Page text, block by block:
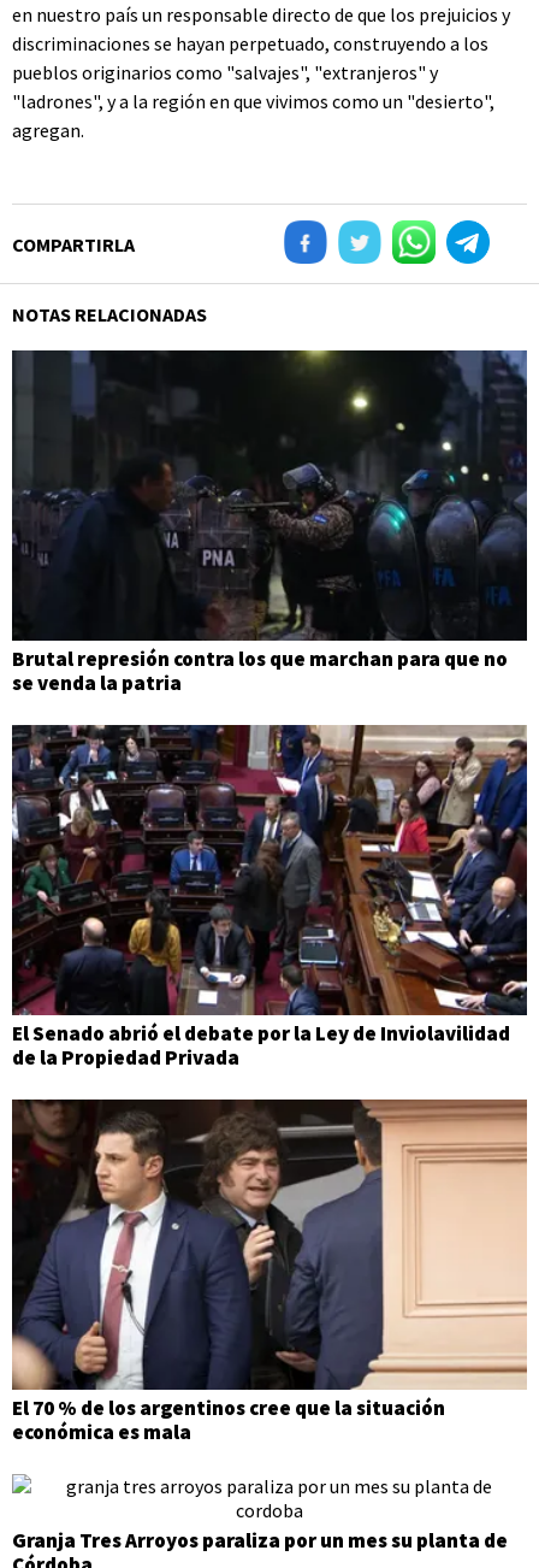
en nuestro país un responsable directo de que los prejuicios y
discriminaciones se hayan perpetuado, construyendo a los
pueblos originarios como "salvajes", "extranjeros" y
"ladrones", y a la región en que vivimos como un "desierto",
agregan.
COMPARTIRLA
NOTAS RELACIONADAS
Brutal represión contra los que marchan para que no
se venda la patria
El Senado abrió el debate por la Ley de Inviolavilidad
de la Propiedad Privada
El 70 % de los argentinos cree que la situación
económica es mala
Granja Tres Arroyos paraliza por un mes su planta de